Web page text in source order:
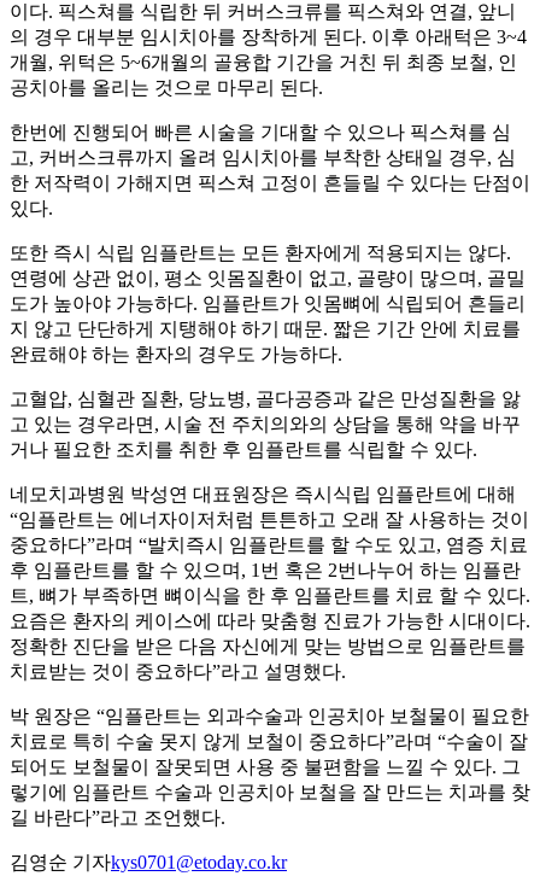
이다. 픽스쳐를 식립한 뒤 커버스크류를 픽스쳐와 연결, 앞니
의 경우 대부분 임시치아를 장착하게 된다. 이후 아래턱은 3~4
개월, 위턱은 5~6개월의 골융합 기간을 거친 뒤 최종 보철, 인
공치아를 올리는 것으로 마무리 된다.
한번에 진행되어 빠른 시술을 기대할 수 있으나 픽스쳐를 심
고, 커버스크류까지 올려 임시치아를 부착한 상태일 경우, 심
한 저작력이 가해지면 픽스쳐 고정이 흔들릴 수 있다는 단점이
있다.
또한 즉시 식립 임플란트는 모든 환자에게 적용되지는 않다.
연령에 상관 없이, 평소 잇몸질환이 없고, 골량이 많으며, 골밀
도가 높아야 가능하다. 임플란트가 잇몸뼈에 식립되어 흔들리
지 않고 단단하게 지탱해야 하기 때문. 짧은 기간 안에 치료를
완료해야 하는 환자의 경우도 가능하다.
고혈압, 심혈관 질환, 당뇨병, 골다공증과 같은 만성질환을 앓
고 있는 경우라면, 시술 전 주치의와의 상담을 통해 약을 바꾸
거나 필요한 조치를 취한 후 임플란트를 식립할 수 있다.
네모치과병원 박성연 대표원장은 즉시식립 임플란트에 대해
“임플란트는 에너자이저처럼 튼튼하고 오래 잘 사용하는 것이
중요하다”라며 “발치즉시 임플란트를 할 수도 있고, 염증 치료
후 임플란트를 할 수 있으며, 1번 혹은 2번나누어 하는 임플란
트, 뼈가 부족하면 뼈이식을 한 후 임플란트를 치료 할 수 있다.
요즘은 환자의 케이스에 따라 맞춤형 진료가 가능한 시대이다.
정확한 진단을 받은 다음 자신에게 맞는 방법으로 임플란트를
치료받는 것이 중요하다”라고 설명했다.
박 원장은 “임플란트는 외과수술과 인공치아 보철물이 필요한
치료로 특히 수술 못지 않게 보철이 중요하다”라며 “수술이 잘
되어도 보철물이 잘못되면 사용 중 불편함을 느낄 수 있다. 그
렇기에 임플란트 수술과 인공치아 보철을 잘 만드는 치과를 찾
길 바란다”라고 조언했다.
김영순 기자kys0701@etoday.co.kr